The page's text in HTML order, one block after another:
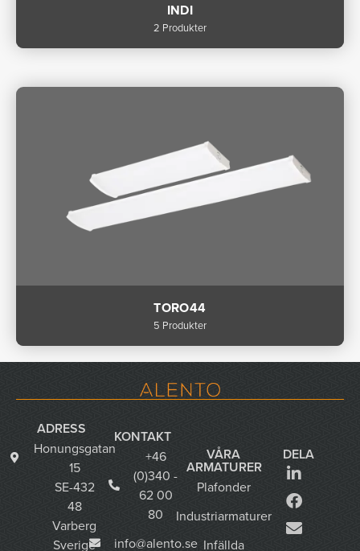
INDI
2 Produkter
TORO44
5 Produkter
ADRESS
Honungsgatan
15
SE-432
48
Varberg
Sverige
KONTAKT
+46
(0)340 -
62 00
80
info@alento.se
VÅRA
ARMATURER
Plafonder
Industriarmaturer
Infällda
DELA